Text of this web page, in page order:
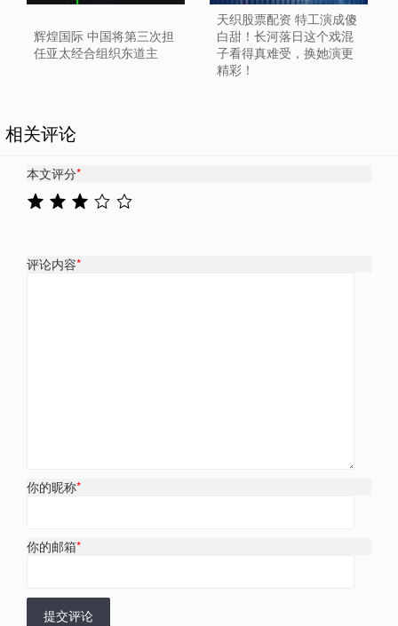
辉煌国际 中国将第三次担
任亚太经合组织东道主
天织股票配资 特工演成傻
白甜！长河落日这个戏混
子看得真难受，换她演更
精彩！
相关评论
本文评分*
评论内容*
你的昵称*
你的邮箱*
提交评论